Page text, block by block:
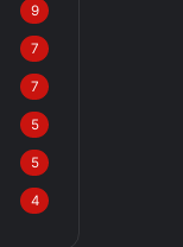
9
7
7
5
5
4